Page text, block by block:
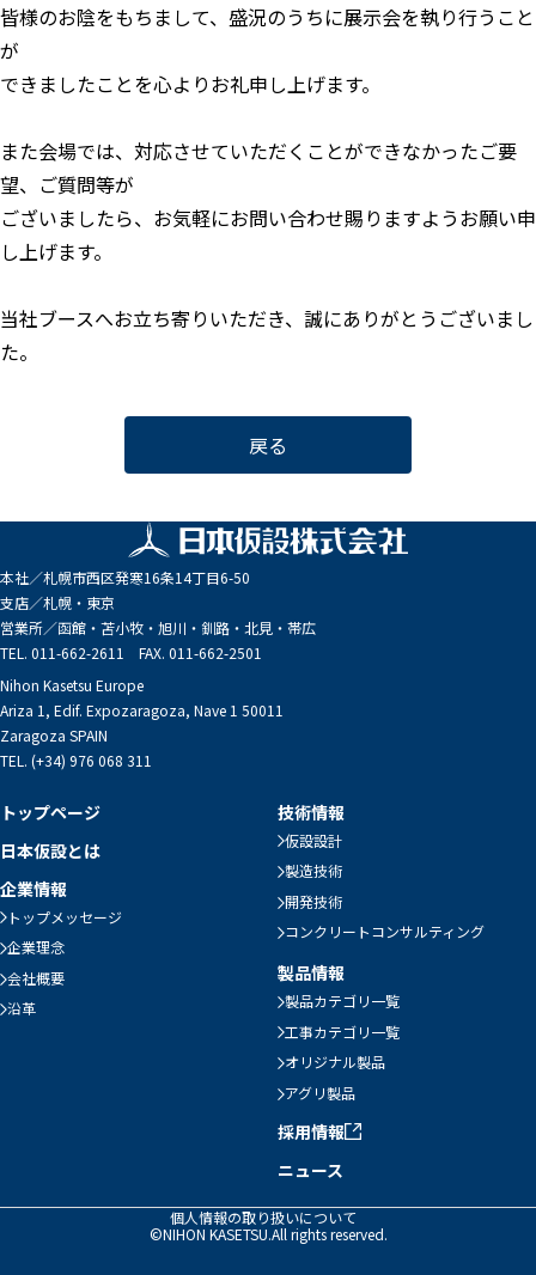
皆様のお陰をもちまして、盛況のうちに展示会を執り行うこと
が
できましたことを心よりお礼申し上げます。
また会場では、対応させていただくことができなかったご要
望、ご質問等が
ございましたら、お気軽にお問い合わせ賜りますようお願い申
し上げます。
当社ブースへお立ち寄りいただき、誠にありがとうございまし
た。
戻る
本社／札幌市西区発寒16条14丁目6-50
支店／札幌・東京
営業所／函館・苫小牧・旭川・釧路・北見・帯広
TEL. 011-662-2611 FAX. 011-662-2501
Nihon Kasetsu Europe
Ariza 1, Edif. Expozaragoza, Nave 1 50011
Zaragoza SPAIN
TEL. (+34) 976 068 311
トップページ
日本仮設とは
企業情報
トップメッセージ
企業理念
会社概要
沿革
技術情報
仮設設計
製造技術
開発技術
コンクリートコンサルティング
製品情報
製品カテゴリ一覧
工事カテゴリ一覧
オリジナル製品
アグリ製品
採用情報
ニュース
個人情報の取り扱いについて
©NIHON KASETSU.All rights reserved.